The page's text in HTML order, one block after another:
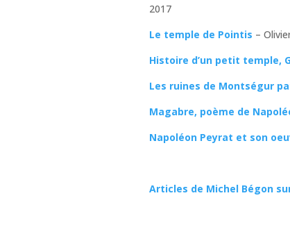
2017
Le temple de Pointis –
Histoire d’un petit temple,
Les ruines de Montségur
Magabre, poème de
Napoléon Peyrat et son
Articles de Michel Bégon